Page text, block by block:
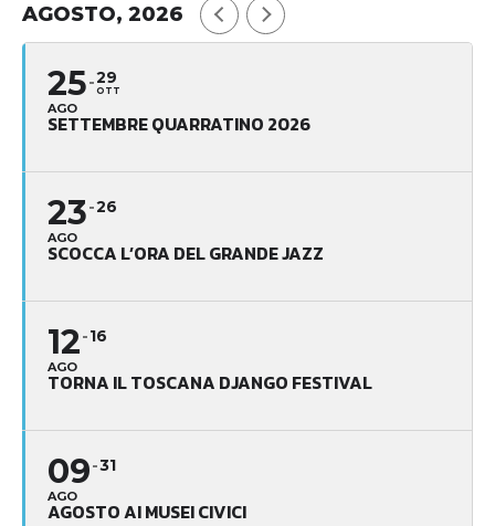
AGOSTO, 2026
25
AGO
29
OTT
SETTEMBRE QUARRATINO 2026
23
AGO
26
SCOCCA L’ORA DEL GRANDE JAZZ
12
AGO
16
TORNA IL TOSCANA DJANGO FESTIVAL
09
AGO
31
AGOSTO AI MUSEI CIVICI